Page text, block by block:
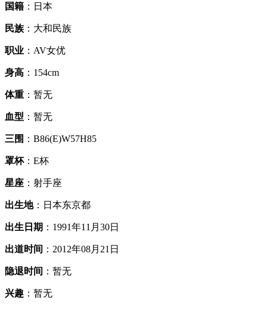
国籍 ：日本
民族 ：大和民族
职业 ：AV女优
身高 ：154cm
体重 ：暂无
血型 ：暂无
三围 ：B86(E)W57H85
罩杯：E杯
星座 ：射手座
出生地：日本东京都
出生日期 ：1991年11月30日
出道时间 ：2012年08月21日
隐退时间 ：暂无
兴趣 ：暂无